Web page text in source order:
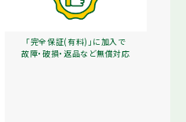
「完全保証(有料)」に加入で
故障・破損・返品など無償対応